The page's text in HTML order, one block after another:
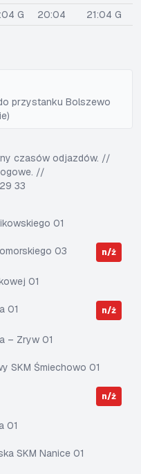
01
03 n/ż
01
01 n/ż
– Zryw 01
SKM Śmiechowo 01
n/ż
01
SKM Nanice 01
G 20:04
21:04 G
przystanku Bolszewo
czasów odjazdów. //
//
33